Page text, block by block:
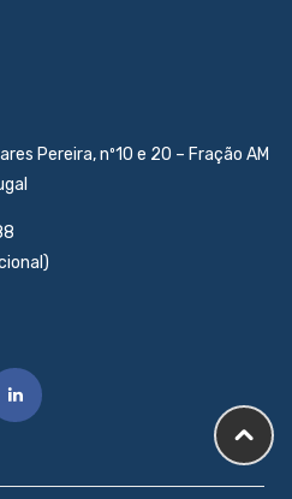
Pereira, nº10 e 20 – Fração AM